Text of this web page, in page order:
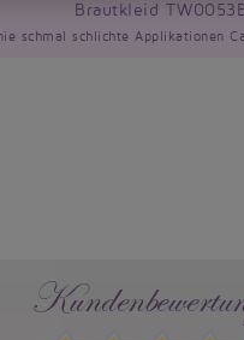
Brautkleid
schmal schlichte Applikationen